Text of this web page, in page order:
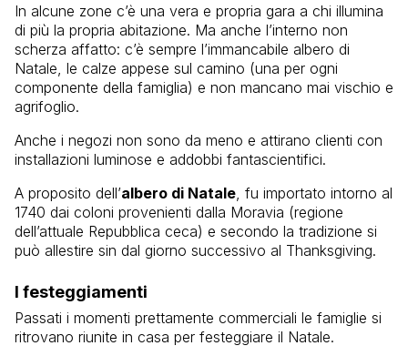
In alcune zone c’è una vera e propria gara a chi illumina
di più la propria abitazione. Ma anche l’interno non
scherza affatto: c’è sempre l’immancabile albero di
Natale, le calze appese sul camino (una per ogni
componente della famiglia) e non mancano mai vischio e
agrifoglio.
Anche i negozi non sono da meno e attirano clienti con
installazioni luminose e addobbi fantascientifici.
A proposito dell’albero di Natale , fu importato intorno al
1740 dai coloni provenienti dalla Moravia (regione
dell’attuale Repubblica ceca) e secondo la tradizione si
può allestire sin dal giorno successivo al Thanksgiving.
I festeggiamenti
Passati i momenti prettamente commerciali le famiglie si
ritrovano riunite in casa per festeggiare il Natale.